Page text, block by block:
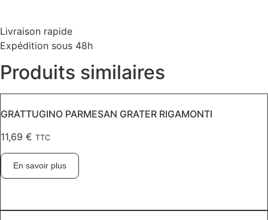
Livraison rapide
Expédition sous 48h
Produits similaires
GRATTUGINO PARMESAN GRATER RIGAMONTI
11,69 € TTC
En savoir plus